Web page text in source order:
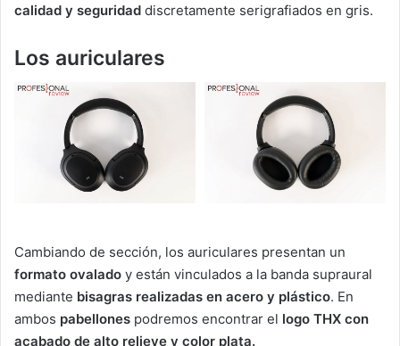
calidad y seguridad discretamente serigrafiados en gris.
Los auriculares
Cambiando de sección, los auriculares presentan un
formato ovalado y están vinculados a la banda supraural
mediante bisagras realizadas en acero y plástico. En
ambos pabellones podremos encontrar el logo THX con
acabado de alto relieve y color plata.